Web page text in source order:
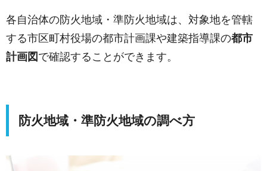
各自治体の防火地域・準防火地域は、対象地を管轄
する市区町村役場の都市計画課や建築指導課の都市
計画図 で確認することができます。
防火地域・準防火地域の調べ方